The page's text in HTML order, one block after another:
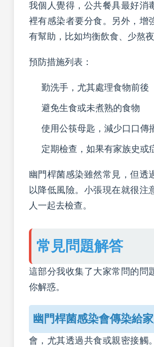
我個人覺得，公共餐具最好消
裡有感染者要分食。另外，增
有幫助，比如均衡飲食、少熬夜
預防措施列表：
勤洗手，尤其處理食物前後
避免生食或未煮熟的食物
使用公筷母匙，減少口口傳
定期檢查，如果有家族史或
幽門桿菌感染雖然常見，但透
以降低風險。小張現在就很注
人一起去檢查。
常見問題解答
這部分我收集了大家常問的問
你解惑。
幽門桿菌感染會傳染給
會，尤其透過共食或親密接觸